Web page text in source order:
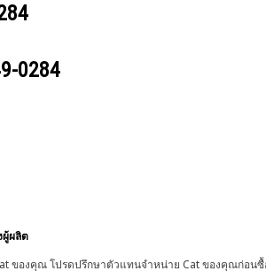
0284
ผลิต
ของคุณ โปรดปรึกษาตัวแทนจำหน่าย Cat ของคุณก่อ